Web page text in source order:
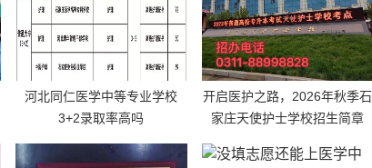
河北同仁医学中等专业学校
3+2录取率高吗
开启医护之路，2026年秋季石
家庄天使护士学校招生简章